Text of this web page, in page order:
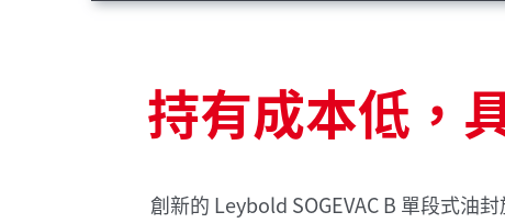
持有成本低，
創新的 Leybold SOGEVAC B 單段式油